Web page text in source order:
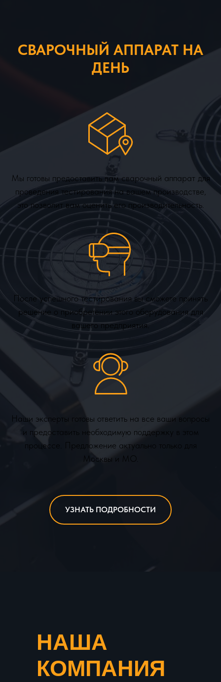
СВАРОЧНЫЙ АППАРАТ НА
ДЕНЬ
Мы готовы предоставить вам сварочный аппарат для
проведения тестирования на вашем производстве,
это позволит вам оценить его производительность.
После успешного тестирования вы сможете принять
решение о приобретении этого оборудования для
вашего предприятия.
Наши эксперты готовы ответить на все ваши вопросы
и предоставить необходимую поддержку в этом
процессе. Предложение актуально только для
Москвы и МО.
УЗНАТЬ ПОДРОБНОСТИ
НАША
КОМПАНИЯ